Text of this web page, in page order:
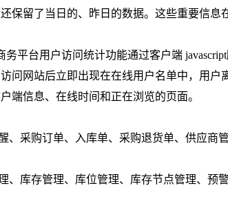
保留了当日的、昨日的数据。这些重要信息
务平台用户访问统计功能通过客户端
问网站后立即出现在在线用户名单中，用户
端信息、在线时间和正在浏览的页面。
、采购订单、入库单、采购退货单、供应商
、库存管理、库位管理、库存节点管理、预